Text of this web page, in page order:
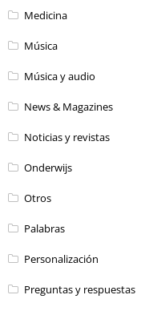
Medicina
Música
Música y audio
News & Magazines
Noticias y revistas
Onderwijs
Otros
Palabras
Personalización
Preguntas y respuestas